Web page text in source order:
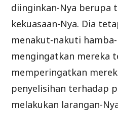
diinginkan-Nya berupa
kekuasaan-Nya. Dia
menakut-nakuti
mengingatkan mereka
memperingatkan
penyelisihan terhadap
melakukan larangan-